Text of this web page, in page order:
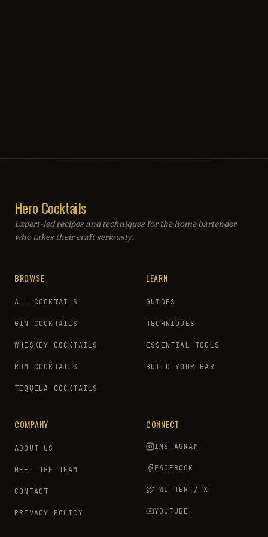
Hero Cocktails
Expert-led recipes and techniques for the home bartender
who takes their craft seriously.
BROWSE
ALL COCKTAILS
GIN COCKTAILS
WHISKEY COCKTAILS
RUM COCKTAILS
TEQUILA COCKTAILS
LEARN
GUIDES
TECHNIQUES
ESSENTIAL TOOLS
BUILD YOUR BAR
COMPANY
ABOUT US
MEET THE TEAM
CONTACT
PRIVACY POLICY
CONNECT
INSTAGRAM
FACEBOOK
TWITTER / X
YOUTUBE